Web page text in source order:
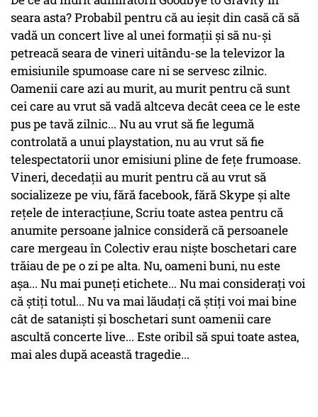
seara asta? Probabil pentru că au ieşit din casă că să
vadă un concert live al unei formaţii şi să nu-şi
petreacă seara de vineri uitându-se la televizor la
emisiunile spumoase care ni se servesc zilnic.
Oamenii care azi au murit, au murit pentru că sunt
cei care au vrut să vadă altceva decât ceea ce le este
pus pe tavă zilnic... Nu au vrut să fie legumă
controlată a unui playstation, nu au vrut să fie
telespectatorii unor emisiuni pline de feţe frumoase.
Vineri, decedaţii au murit pentru că au vrut să
socializeze pe viu, fără facebook, fără Skype şi alte
reţele de interacţiune, Scriu toate astea pentru că
anumite persoane jalnice consideră că persoanele
care mergeau în Colectiv erau nişte boschetari care
trăiau de pe o zi pe alta. Nu, oameni buni, nu este
aşa... Nu mai puneţi etichete... Nu mai consideraţi voi
că ştiţi totul... Nu va mai lăudaţi că ştiţi voi mai bine
cât de satanişti şi boschetari sunt oamenii care
ascultă concerte live... Este oribil să spui toate astea,
mai ales după această tragedie...